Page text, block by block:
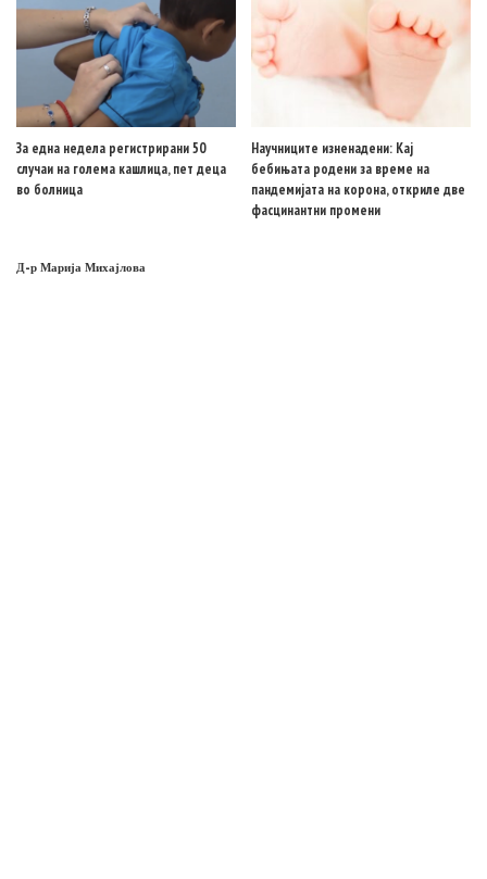
За една недела регистрирани 50
случаи на голема кашлица, пет деца
во болница
Научниците изненадени: Кај
бебињата родени за време на
пандемијата на корона, откриле две
фасцинантни промени
Д-р Марија Михајлова